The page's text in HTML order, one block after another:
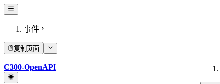
事件
复制页面
C300-OpenAPI